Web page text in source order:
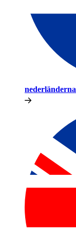
nederländerna​​